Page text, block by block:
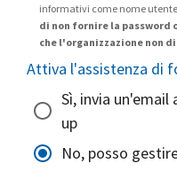
informativi come nome
di non fornire la password
che l'organizzazione non
Attiva l'assistenza di
Sì, invia
up
No, posso